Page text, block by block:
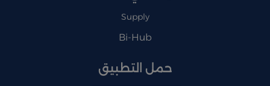
Supply
Bi-Hub
حمل التطبيق